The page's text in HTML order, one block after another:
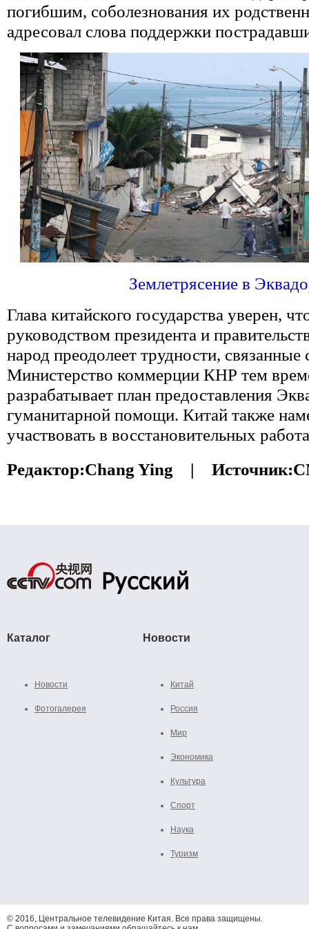
погибшим, соболезнования их
адресовал слова поддержки
Землетрясение в
Глава китайского государства уверен,
руководством президента и
народ преодолеет трудности, связанные
Министерство коммерции КНР тем
разрабатывает план предоставления
гуманитарной помощи. Китай также
участвовать в восстановительных
Редактор:Chang Ying | Источник:
Каталог
Новости
Фотогалерея
Новости
Китай
Россия
Мир
Экономика
Культура
Спорт
Наука
Туризм
© 2016, Центральное телевидение Китая. Все права защищены.